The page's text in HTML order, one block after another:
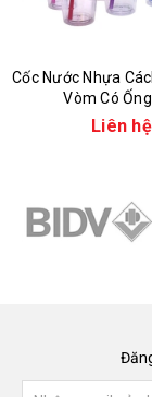
Cốc Nước Nhựa
Vòm Có
Liên hệ